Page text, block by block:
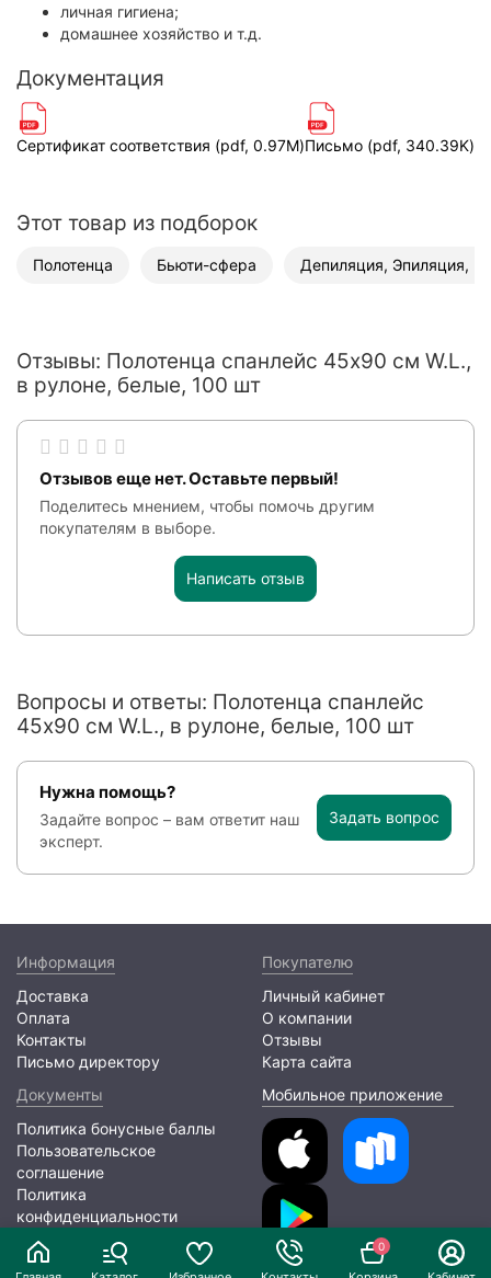
0
личная гигиена;
домашнее хозяйство и т.д.
Документация
Сертификат соответствия (pdf, 0.97M)Письмо (pdf, 340.39K)
Этот товар из подборок
Полотенца Бьюти-сфера Депиляция, Эпиляция,
Отзывы: Полотенца спанлейс 45x90 см W.L.,
в рулоне, белые, 100 шт
Отзывов еще нет. Оставьте первый!
Поделитесь мнением, чтобы помочь другим
покупателям в выборе.
Написать отзыв
Вопросы и ответы: Полотенца спанлейс
45x90 см W.L., в рулоне, белые, 100 шт
Нужна помощь?
Задайте вопрос – вам ответит наш
эксперт.
Задать вопрос
Информация
Доставка
Оплата
Контакты
Письмо директору
Покупателю
Личный кабинет
О компании
Отзывы
Карта сайта
Документы
Политика бонусные баллы
Пользовательское
соглашение
Политика
конфиденциальности
Мобильное приложение